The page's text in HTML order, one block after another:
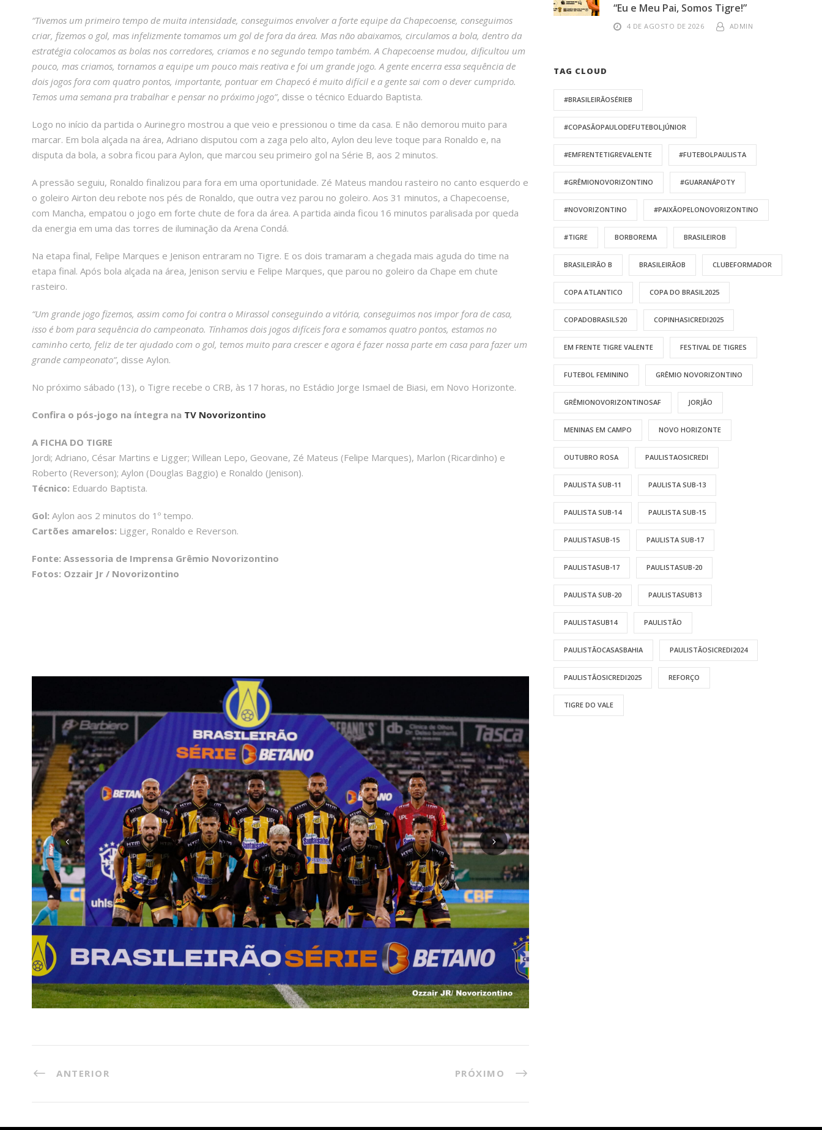
“Tivemos um primeiro tempo de muita intensidade, conseguimos envolver a forte equipe da Chapecoense, conseguimos
criar, fizemos o gol, mas infelizmente tomamos um gol de fora da área. Mas não abaixamos, circulamos a bola, dentro da
estratégia colocamos as bolas nos corredores, criamos e no segundo tempo também. A Chapecoense mudou, dificultou um
pouco, mas criamos, tornamos a equipe um pouco mais reativa e foi um grande jogo. A gente encerra essa sequência de
dois jogos fora com quatro pontos, importante, pontuar em Chapecó é muito difícil e a gente sai com o dever cumprido.
Temos uma semana pra trabalhar e pensar no próximo jogo”, disse o técnico Eduardo Baptista.
Logo no início da partida o Aurinegro mostrou a que veio e pressionou o time da casa. E não demorou muito para
marcar. Em bola alçada na área, Adriano disputou com a zaga pelo alto, Aylon deu leve toque para Ronaldo e, na
disputa da bola, a sobra ficou para Aylon, que marcou seu primeiro gol na Série B, aos 2 minutos.
A pressão seguiu, Ronaldo finalizou para fora em uma oportunidade. Zé Mateus mandou rasteiro no canto esquerdo e
o goleiro Airton deu rebote nos pés de Ronaldo, que outra vez parou no goleiro. Aos 31 minutos, a Chapecoense,
com Mancha, empatou o jogo em forte chute de fora da área. A partida ainda ficou 16 minutos paralisada por queda
da energia em uma das torres de iluminação da Arena Condá.
Na etapa final, Felipe Marques e Jenison entraram no Tigre. E os dois tramaram a chegada mais aguda do time na
etapa final. Após bola alçada na área, Jenison serviu e Felipe Marques, que parou no goleiro da Chape em chute
rasteiro.
“Um grande jogo fizemos, assim como foi contra o Mirassol conseguindo a vitória, conseguimos nos impor fora de casa,
isso é bom para sequência do campeonato. Tínhamos dois jogos difíceis fora e somamos quatro pontos, estamos no
caminho certo, feliz de ter ajudado com o gol, temos muito para crescer e agora é fazer nossa parte em casa para fazer um
grande campeonato”, disse Aylon.
No próximo sábado (13), o Tigre recebe o CRB, às 17 horas, no Estádio Jorge Ismael de Biasi, em Novo Horizonte.
Confira o pós-jogo na íntegra na TV Novorizontino
A FICHA DO TIGRE
Jordi; Adriano, César Martins e Ligger; Willean Lepo, Geovane, Zé Mateus (Felipe Marques), Marlon (Ricardinho) e
Roberto (Reverson); Aylon (Douglas Baggio) e Ronaldo (Jenison).
Técnico: Eduardo Baptista.
Gol: Aylon aos 2 minutos do 1º tempo.
Cartões amarelos: Ligger, Ronaldo e Reverson.
Fonte: Assessoria de Imprensa Grêmio Novorizontino
Fotos: Ozzair Jr / Novorizontino
ANTERIOR PRÓXIMO
“Eu e Meu Pai, Somos Tigre!”
4 DE AGOSTO DE 2026 ADMIN
TAG CLOUD
#BRASILEIRÃOSÉRIEB
#COPASÃOPAULODEFUTEBOLJÚNIOR
#EMFRENTETIGREVALENTE #FUTEBOLPAULISTA
#GRÊMIONOVORIZONTINO #GUARANÁPOTY
#NOVORIZONTINO #PAIXÃOPELONOVORIZONTINO
#TIGRE BORBOREMA BRASILEIROB
BRASILEIRÃO B BRASILEIRÃOB CLUBEFORMADOR
COPA ATLANTICO COPA DO BRASIL2025
COPADOBRASILS20 COPINHASICREDI2025
EM FRENTE TIGRE VALENTE FESTIVAL DE TIGRES
FUTEBOL FEMININO GRÊMIO NOVORIZONTINO
GRÊMIONOVORIZONTINOSAF JORJÃO
MENINAS EM CAMPO NOVO HORIZONTE
OUTUBRO ROSA PAULISTAOSICREDI
PAULISTA SUB-11 PAULISTA SUB-13
PAULISTA SUB-14 PAULISTA SUB-15
PAULISTASUB-15 PAULISTA SUB-17
PAULISTASUB-17 PAULISTASUB-20
PAULISTA SUB-20 PAULISTASUB13
PAULISTASUB14 PAULISTÃO
PAULISTÃOCASASBAHIA PAULISTÃOSICREDI2024
PAULISTÃOSICREDI2025 REFORÇO
TIGRE DO VALE